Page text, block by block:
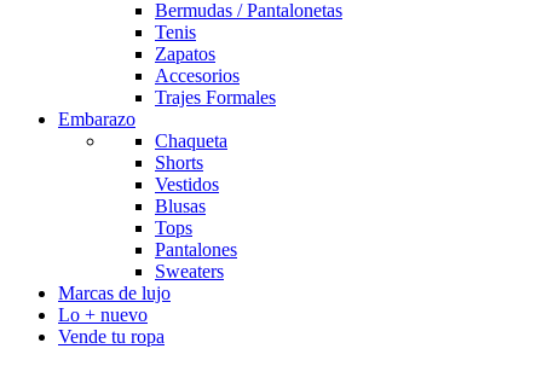
Bermudas / Pantalonetas
Tenis
Zapatos
Accesorios
Trajes Formales
Embarazo
Chaqueta
Shorts
Vestidos
Blusas
Tops
Pantalones
Sweaters
Marcas de lujo
Lo + nuevo
Vende tu ropa